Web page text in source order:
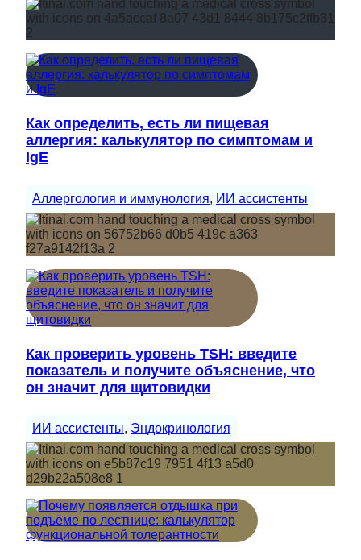
Как определить, есть ли пищевая
аллергия: калькулятор по симптомам и
IgE
Аллергология и иммунология, ИИ ассистенты
Как проверить уровень TSH: введите
показатель и получите объяснение, что
он значит для щитовидки
ИИ ассистенты, Эндокринология